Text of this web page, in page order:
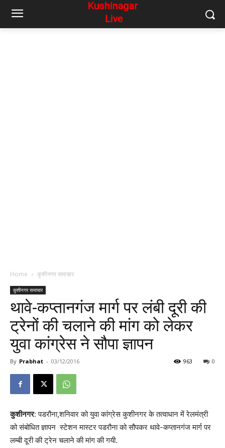
Home कुशीनगर समाचार
कुशीनगर समाचार
थावे-कप्तानगंज मार्ग पर लंबी दूरी की
ट्रेनों की चलाने की मांग को लेकर
युवा कांग्रेस ने सौपा ज्ञापन
By Prabhat - 03/12/2016 0
963
कुशीनगर: पडरौना,शनिवार को युवा कांग्रेस कुशीनगर के तत्वाधान में रेलमंत्री
को संबोधित ज्ञापन स्टेशन मास्टर पडरौना को सौपकर थावे-कप्तानगंज मार्ग पर
लम्बी दूरी की ट्रेन चलाने की मांग की गयी.